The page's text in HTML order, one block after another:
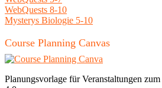
WebQuests 8-10
Mysterys Biologie 5-10
Course Planning Canvas
Planungsvorlage für Veranstaltungen zum